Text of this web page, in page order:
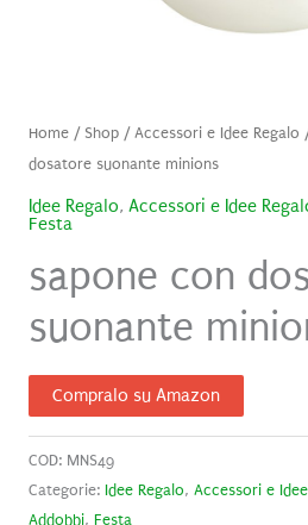
Home/ Shop/Accessori e Idee Regalo
dosatore suonante minions
Idee Regalo, Accessori e Idee
Festa
sapone con
suonante
Compralo su Amazon
COD: MNS49
Categorie: Idee Regalo, Accessori e
Addobbi, Festa